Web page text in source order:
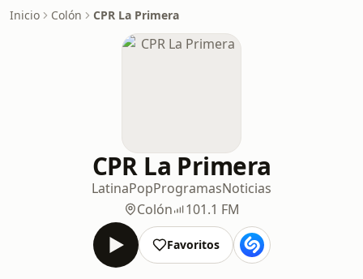
Inicio Colón CPR La Primera
CPR La Primera
LatinaPopProgramasNoticias
Colón
101.1 FM
Favoritos